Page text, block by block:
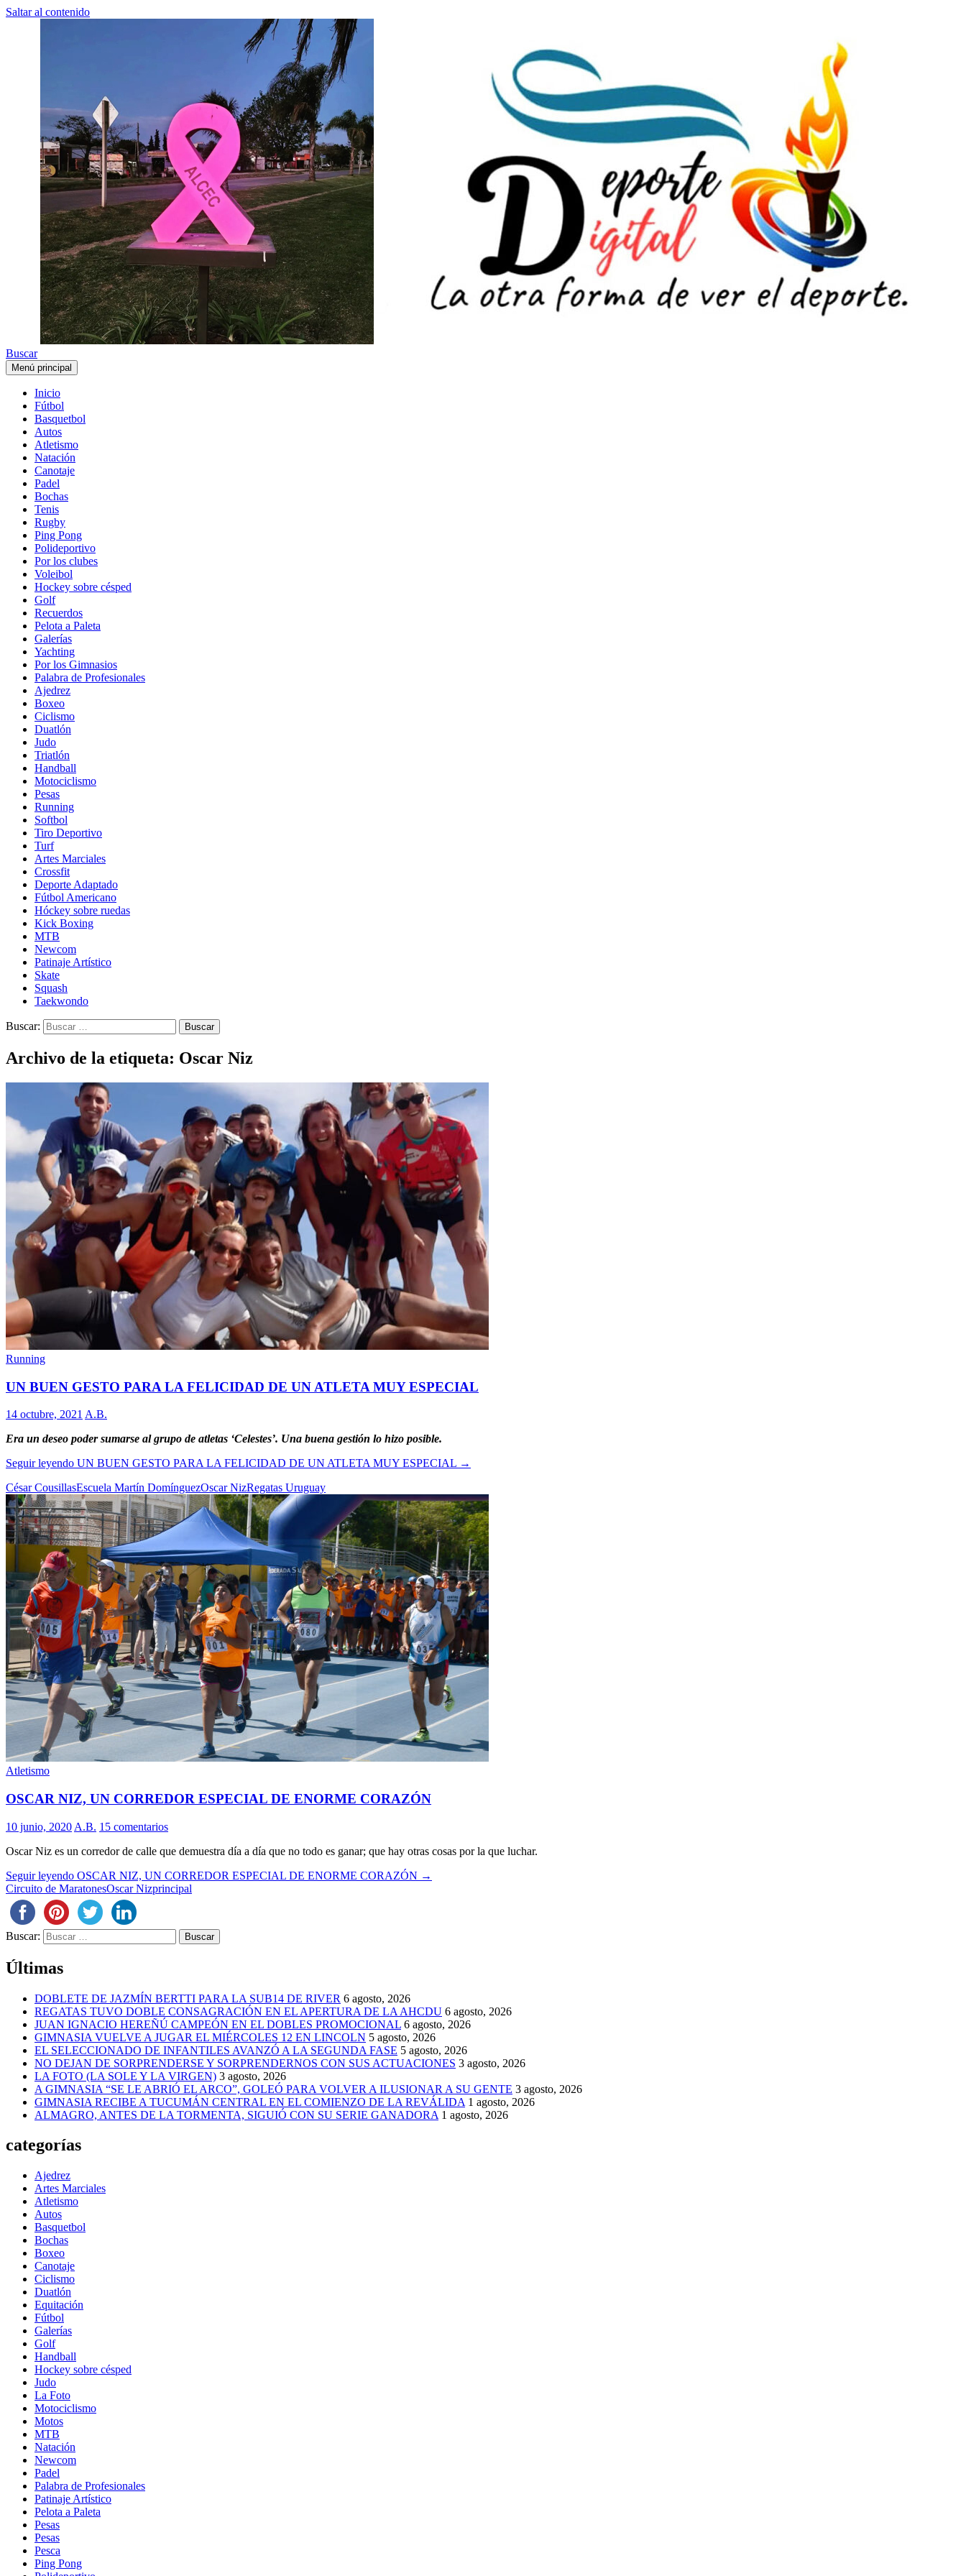
Saltar al contenido
Buscar
Menú principal
Inicio
Fútbol
Basquetbol
Autos
Atletismo
Natación
Canotaje
Padel
Bochas
Tenis
Rugby
Ping Pong
Polideportivo
Por los clubes
Voleibol
Hockey sobre césped
Golf
Recuerdos
Pelota a Paleta
Galerías
Yachting
Por los Gimnasios
Palabra de Profesionales
Ajedrez
Boxeo
Ciclismo
Duatlón
Judo
Triatlón
Handball
Motociclismo
Pesas
Running
Softbol
Tiro Deportivo
Turf
Artes Marciales
Crossfit
Deporte Adaptado
Fútbol Americano
Hóckey sobre ruedas
Kick Boxing
MTB
Newcom
Patinaje Artístico
Skate
Squash
Taekwondo
Buscar:
Archivo de la etiqueta: Oscar Niz
Running
UN BUEN GESTO PARA LA FELICIDAD DE UN ATLETA MUY ESPECIAL
14 octubre, 2021 A.B.
Era un deseo poder sumarse al grupo de atletas ‘Celestes’. Una buena gestión lo hizo posible.
Seguir leyendo UN BUEN GESTO PARA LA FELICIDAD DE UN ATLETA MUY ESPECIAL →
César CousillasEscuela Martín DomínguezOscar NizRegatas Uruguay
Atletismo
OSCAR NIZ, UN CORREDOR ESPECIAL DE ENORME CORAZÓN
10 junio, 2020 A.B. 15 comentarios
Oscar Niz es un corredor de calle que demuestra día a día que no todo es ganar; que hay otras cosas por la que luchar.
Seguir leyendo OSCAR NIZ, UN CORREDOR ESPECIAL DE ENORME CORAZÓN →
Circuito de MaratonesOscar Nizprincipal
Buscar:
Últimas
DOBLETE DE JAZMÍN BERTTI PARA LA SUB14 DE RIVER 6 agosto, 2026
REGATAS TUVO DOBLE CONSAGRACIÓN EN EL APERTURA DE LA AHCDU 6 agosto, 2026
JUAN IGNACIO HEREÑÚ CAMPEÓN EN EL DOBLES PROMOCIONAL 6 agosto, 2026
GIMNASIA VUELVE A JUGAR EL MIÉRCOLES 12 EN LINCOLN 5 agosto, 2026
EL SELECCIONADO DE INFANTILES AVANZÓ A LA SEGUNDA FASE 5 agosto, 2026
NO DEJAN DE SORPRENDERSE Y SORPRENDERNOS CON SUS ACTUACIONES 3 agosto, 2026
LA FOTO (LA SOLE Y LA VIRGEN) 3 agosto, 2026
A GIMNASIA “SE LE ABRIÓ EL ARCO”, GOLEÓ PARA VOLVER A ILUSIONAR A SU GENTE 3 agosto, 2026
GIMNASIA RECIBE A TUCUMÁN CENTRAL EN EL COMIENZO DE LA REVÁLIDA 1 agosto, 2026
ALMAGRO, ANTES DE LA TORMENTA, SIGUIÓ CON SU SERIE GANADORA 1 agosto, 2026
categorías
Ajedrez
Artes Marciales
Atletismo
Autos
Basquetbol
Bochas
Boxeo
Canotaje
Ciclismo
Duatlón
Equitación
Fútbol
Galerías
Golf
Handball
Hockey sobre césped
Judo
La Foto
Motociclismo
Motos
MTB
Natación
Newcom
Padel
Palabra de Profesionales
Patinaje Artístico
Pelota a Paleta
Pesas
Pesas
Pesca
Ping Pong